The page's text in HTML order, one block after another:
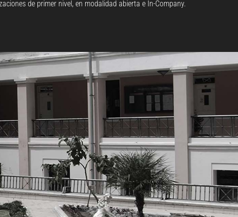
de primer nivel, en modalidad abierta e In-Company.